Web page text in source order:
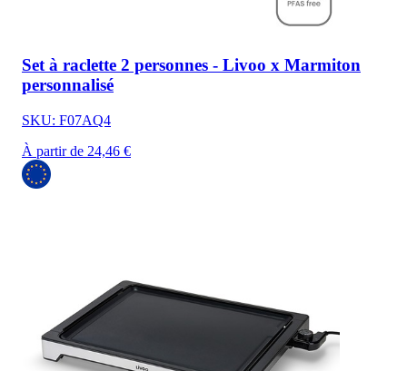
Set à raclette 2 personnes - Livoo x Marmiton
personnalisé
SKU: F07AQ4
À partir de 24,46 €